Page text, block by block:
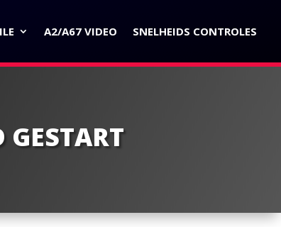
A2/A67 VIDEO SNELHEIDS CONTROLES